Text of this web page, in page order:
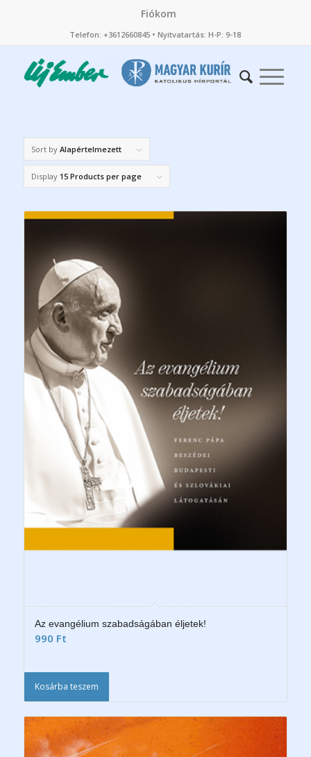
Fiókom
Telefon: +3612660845 • Nyitvatartás: H-P: 9-18
Sort by Alapértelmezett
Display 15 Products per page
Az evangélium szabadságában éljetek!
990 Ft
Kosárba teszem